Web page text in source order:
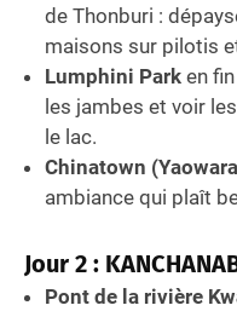
de Thonburi :
maisons sur pilotis
Lumphini Park en
les jambes et voir
le lac.
Chinatown
ambiance qui plaît
Jour 2 :
Pont de la rivière